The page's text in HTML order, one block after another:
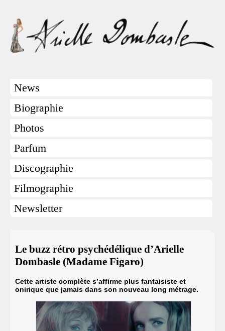
News
Biographie
Photos
Parfum
Discographie
Filmographie
Newsletter
Le buzz rétro psychédélique d’Arielle
Dombasle (Madame Figaro)
Cette artiste complète s’affirme plus fantaisiste et
onirique que jamais dans son nouveau long métrage.